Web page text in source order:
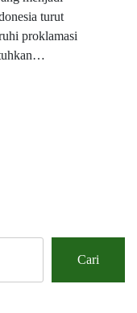
turut
proklamasi
Cari